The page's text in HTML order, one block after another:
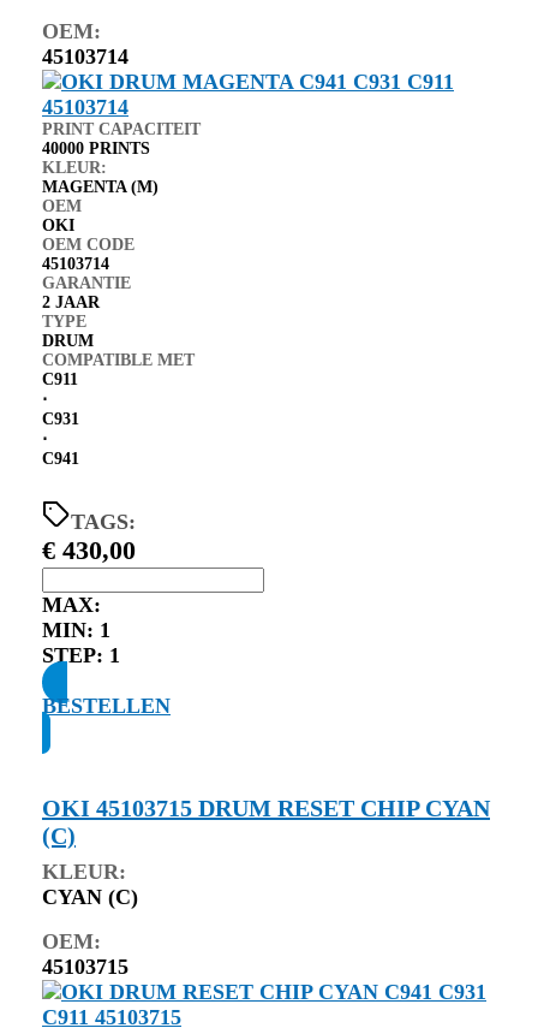
OEM:
45103714
PRINT CAPACITEIT
40000 PRINTS
KLEUR:
MAGENTA (M)
OEM
OKI
OEM CODE
45103714
GARANTIE
2 JAAR
TYPE
DRUM
COMPATIBLE MET
C911
⋅
C931
⋅
C941
TAGS:
€ 430,00
MAX:
MIN: 1
STEP: 1
BESTELLEN
OKI 45103715 DRUM RESET CHIP CYAN
(C)
KLEUR:
CYAN (C)
OEM:
45103715